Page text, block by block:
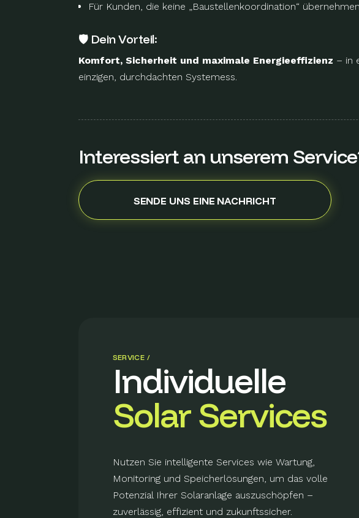
Für Kunden, die keine „Baustellenkoordination“
🛡 Dein Vorteil:
Komfort, Sicherheit und maximale Energieeffizienz – in
einzigen, durchdachten Systemess.
Interessiert an unserem
SENDE UNS EINE NACHRICHT
SERVICE /
Individuelle
Solar Services
Nutzen Sie intelligente Services wie Wartung,
Monitoring und Speicherlösungen, um das volle
Potenzial Ihrer Solaranlage auszuschöpfen –
zuverlässig, effizient und zukunftssicher.